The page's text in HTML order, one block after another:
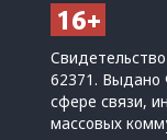
62371. Выдано
сфере связи,
массовых